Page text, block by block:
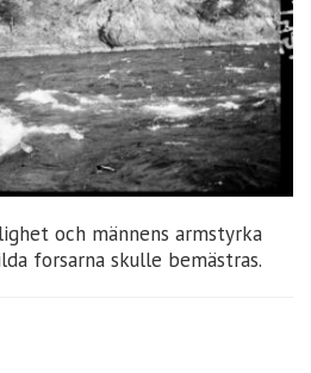
och männens armstyrka
forsarna skulle bemästras.